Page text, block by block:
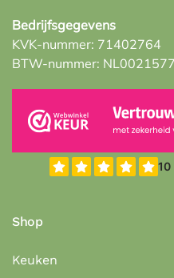
Bedrijfsgegevens
KVK-nummer: 71402764
BTW-nummer:
Shop
Keuken